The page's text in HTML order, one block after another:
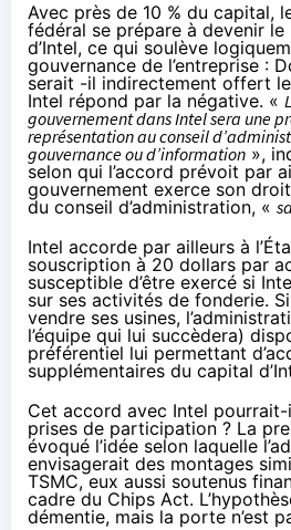
Avec près de 10 % du capital,
fédéral se prépare à devenir
d’Intel, ce qui soulève
gouvernance de l’entreprise :
serait -il indirectement offert
Intel répond par la négative. «
gouvernement dans Intel sera une
représentation au conseil
gouvernance ou d’information »,
selon qui l’accord prévoit par
gouvernement exerce son
du conseil d’administration, «
Intel accorde par ailleurs à
souscription à 20 dollars par
susceptible d’être exercé si
sur ses activités de fonderie.
vendre ses usines,
l’équipe qui lui succèdera)
préférentiel lui permettant
supplémentaires du capital
Cet accord avec Intel pourrait-
prises de participation ? La
évoqué l’idée selon laquelle
envisagerait des montages
TSMC, eux aussi soutenus
cadre du Chips Act.
démentie, mais la porte n’est